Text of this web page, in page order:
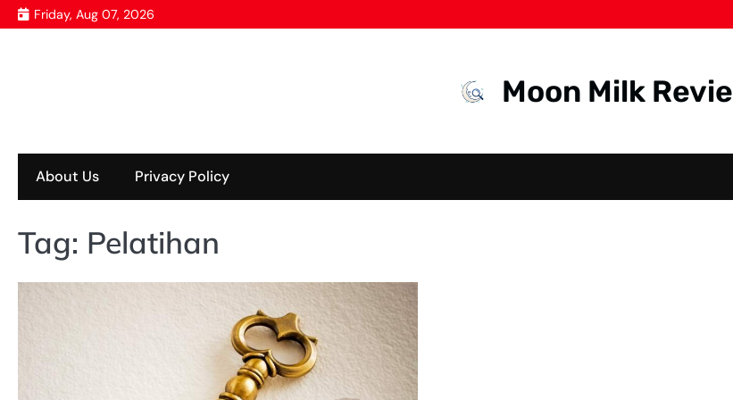
Skip
to
Friday, Aug 07, 2026
Moon Milk
About Us Privacy Policy
Tag: Pelatihan